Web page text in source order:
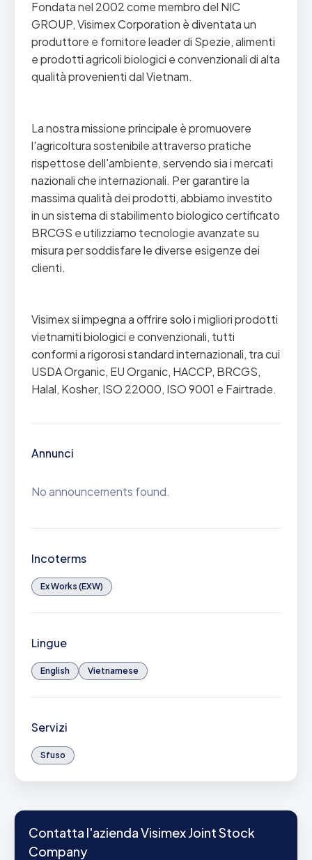
Fondata nel 2002 come membro del NIC
GROUP, Visimex Corporation è diventata un
produttore e fornitore leader di Spezie, alimenti
e prodotti agricoli biologici e convenzionali di alta
qualità provenienti dal Vietnam.
La nostra missione principale è promuovere
l'agricoltura sostenibile attraverso pratiche
rispettose dell'ambiente, servendo sia i mercati
nazionali che internazionali. Per garantire la
massima qualità dei prodotti, abbiamo investito
in un sistema di stabilimento biologico certificato
BRCGS e utilizziamo tecnologie avanzate su
misura per soddisfare le diverse esigenze dei
clienti.
Visimex si impegna a offrire solo i migliori prodotti
vietnamiti biologici e convenzionali, tutti
conformi a rigorosi standard internazionali, tra cui
USDA Organic, EU Organic, HACCP, BRCGS,
Halal, Kosher, ISO 22000, ISO 9001 e Fairtrade.
Annunci
No announcements found.
Incoterms
Ex Works (EXW)
Lingue
English Vietnamese
Servizi
Sfuso
Contatta l'azienda Visimex Joint Stock
Company